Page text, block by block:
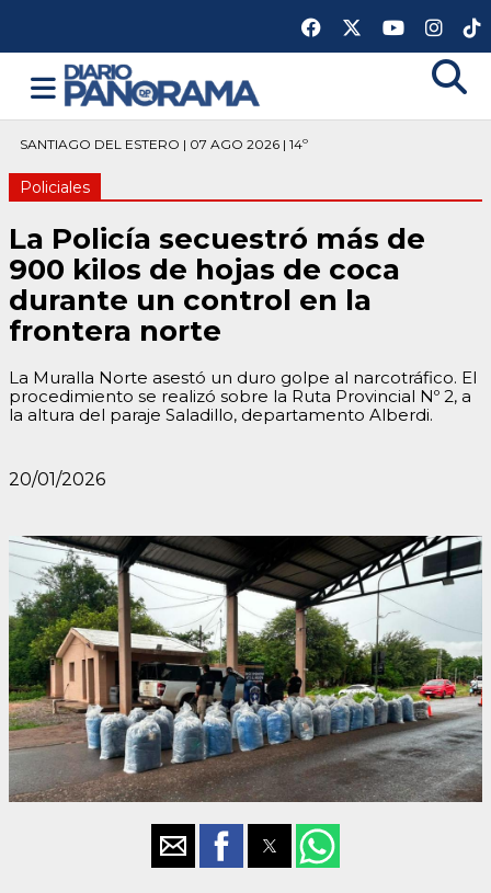
SANTIAGO DEL ESTERO | 07 AGO 2026 | 14º
Policiales
La Policía secuestró más de
900 kilos de hojas de coca
durante un control en la
frontera norte
La Muralla Norte asestó un duro golpe al narcotráfico. El
procedimiento se realizó sobre la Ruta Provincial Nº 2, a
la altura del paraje Saladillo, departamento Alberdi.
20/01/2026